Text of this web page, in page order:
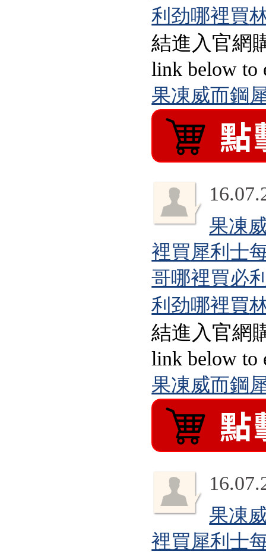
利劲哪裡買
結進入官網
link below to
果凍威而鋼
果凍
裡買犀利士
哥哪裡買必
利劲哪裡買
結進入官網
link below to
果凍威而鋼
果凍
裡買犀利士